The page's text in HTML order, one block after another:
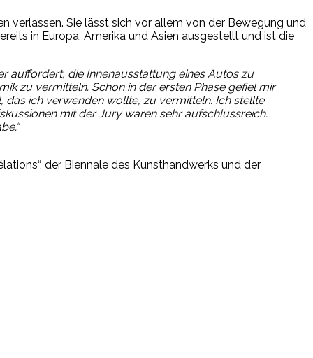
verlassen. Sie lässt sich vor allem von der Bewegung und
in Europa, Amerika und Asien ausgestellt und ist die
auffordert, die Innenausstattung eines Autos zu
zu vermitteln. Schon in der ersten Phase gefiel mir
das ich verwenden wollte, zu vermitteln. Ich stellte
mit der Jury waren sehr aufschlussreich.
der Biennale des Kunsthandwerks und der